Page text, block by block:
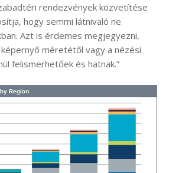
rendezvények közvetítése
hogy semmi látnivaló ne
Azt is érdemes megjegyezni,
méretétől vagy a nézési
felismerhetőek és hatnak.”